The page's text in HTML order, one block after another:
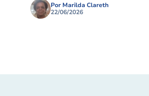
Por Marilda Clareth
22/06/2026